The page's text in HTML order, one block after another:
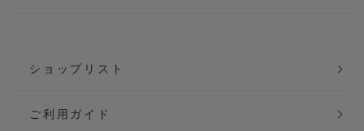
ショップリスト
ご利用ガイド